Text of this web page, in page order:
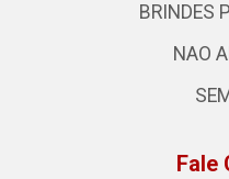
BRINDES
NAO
Fale